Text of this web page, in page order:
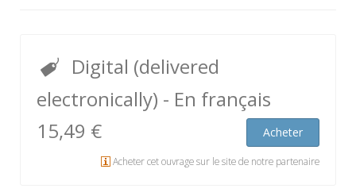
Digital (delivered
electronically) - En français
15,49 €
Acheter
Acheter cet ouvrage sur le site de notre partenaire